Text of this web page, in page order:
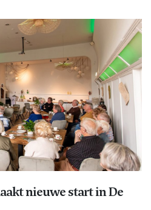
nieuwe start in De